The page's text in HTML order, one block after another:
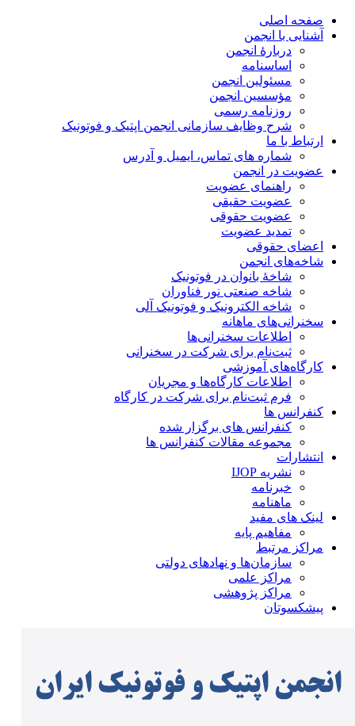
صفحه اصلی
آشنایی با انجمن
دربارۀ انجمن
اساسنامه
مسئولین انجمن
مؤسسین انجمن
روزنامه رسمی
شرح وظایف سازمانی انجمن اپتیک و فوتونیک
ارتباط با ما
شماره های تماس، ایمیل و آدرس
عضویت در انجمن
راهنمای عضویت
عضویت حقیقی
عضویت حقوقی
تمدید عضویت
اعضای حقوقی
شاخه‌های انجمن
شاخۀ بانوان در فوتونیک
شاخه صنعتی نور فناوران
شاخه‌ الکترونیک و فوتونیک آلی
سخنرانی‌های ماهانه
اطلاعات سخنرانی‌‌ها
ثبت‌نام برای شرکت در سخنرانی
کارگاه‌های آموزشی
اطلاعات کارگاه‌ها و مجریان
فرم ثبت‌نام برای شرکت در کارگاه
کنفرانس ها
کنفرانس های برگزار شده
مجموعه مقالات کنفرانس ها
انتشارات
نشریه IJOP
خبرنامه
ماهنامه
لینک های مفید
مفاهیم پایه
مراکز مرتبط
سازمان‌ها و نهادهای دولتی
مراکز علمی
مراکز پژوهشی
پیشکسوتان